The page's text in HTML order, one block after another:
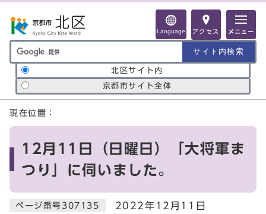
Language アクセス メニュー
サイト内検索の範囲
北区サイト内
京都市サイト全体
ここから本文です
現在位置：
12月11日（日曜日）「大将軍ま
つり」に伺いました。
ページ番号307135 2022年12月11日